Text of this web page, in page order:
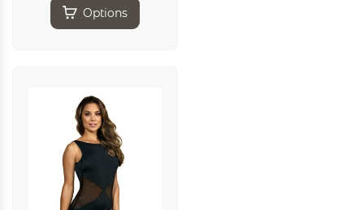
Options